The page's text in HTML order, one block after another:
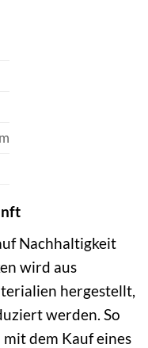
Nachhaltigkeit
wird aus
hergestellt,
werden. So
mit dem Kauf eines